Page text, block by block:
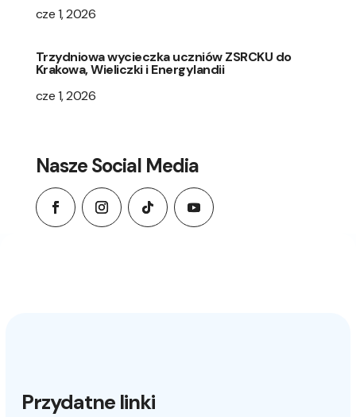
cze 1, 2026
Trzydniowa wycieczka uczniów ZSRCKU do
Krakowa, Wieliczki i Energylandii
cze 1, 2026
Nasze Social Media
Przydatne linki